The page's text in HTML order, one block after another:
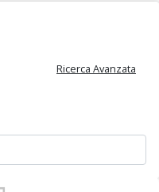
Ricerca Avanzata